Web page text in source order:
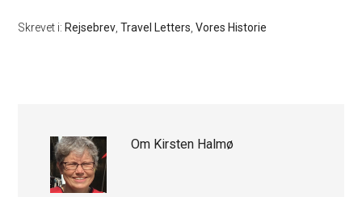
Skrevet i: Rejsebrev ,Travel Letters ,Vores Historie
Om Kirsten Halmø